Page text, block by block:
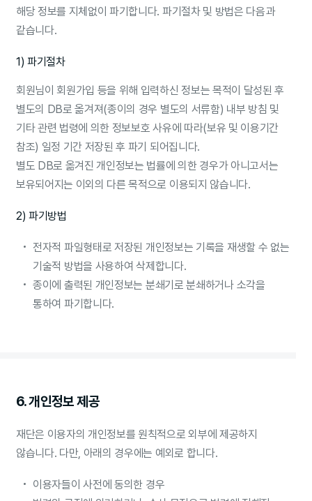
해당 정보를 지체없이 파기합니다. 파기절차 및 방법은 다음과
같습니다.
1) 파기절차
회원님이 회원가입 등을 위해 입력하신 정보는 목적이 달성된 후
별도의 DB로 옮겨져(종이의 경우 별도의 서류함) 내부 방침 및
기타 관련 법령에 의한 정보보호 사유에 따라(보유 및 이용기간
참조) 일정 기간 저장된 후 파기 되어집니다.
별도 DB로 옮겨진 개인정보는 법률에 의한 경우가 아니고서는
보유되어지는 이외의 다른 목적으로 이용되지 않습니다.
2) 파기방법
전자적 파일형태로 저장된 개인정보는 기록을 재생할 수 없는
기술적 방법을 사용하여 삭제합니다.
종이에 출력된 개인정보는 분쇄기로 분쇄하거나 소각을
통하여 파기합니다.
6. 개인정보 제공
재단은 이용자의 개인정보를 원칙적으로 외부에 제공하지
않습니다. 다만, 아래의 경우에는 예외로 합니다.
이용자들이 사전에 동의한 경우